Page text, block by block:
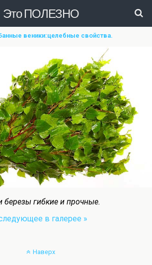
Это ПОЛЕЗНО
веники:целебные свойства.
березы гибкие и прочные.
в галерее »
Наверх